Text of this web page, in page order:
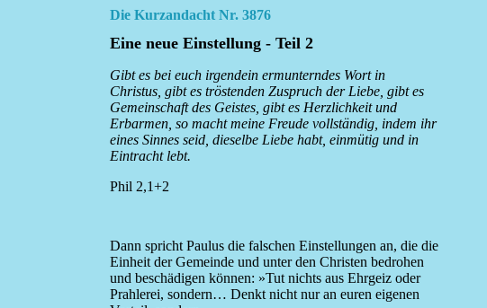
Die Kurzandacht Nr. 3876
Eine neue Einstellung - Teil 2
Gibt es bei euch irgendein ermunterndes Wort in
Christus, gibt es tröstenden Zuspruch der Liebe, gibt es
Gemeinschaft des Geistes, gibt es Herzlichkeit und
Erbarmen, so macht meine Freude vollständig, indem ihr
eines Sinnes seid, dieselbe Liebe habt, einmütig und in
Eintracht lebt.
Phil 2,1+2
Dann spricht Paulus die falschen Einstellungen an, die die
Einheit der Gemeinde und unter den Christen bedrohen
und beschädigen können: »Tut nichts aus Ehrgeiz oder
Prahlerei, sondern… Denkt nicht nur an euren eigenen